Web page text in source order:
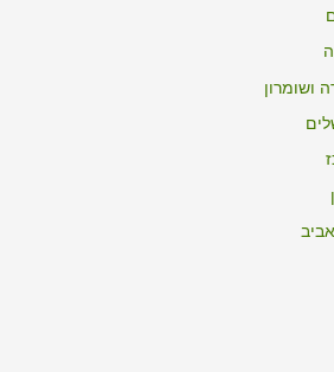
ושומרון